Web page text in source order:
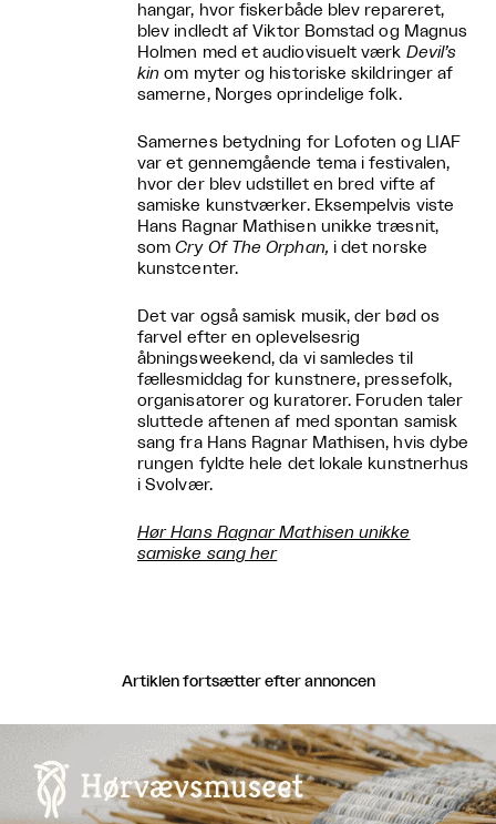
hangar, hvor fiskerbåde blev repareret,
blev indledt af Viktor Bomstad og Magnus
Holmen med et audiovisuelt værk Devil’s
kin om myter og historiske skildringer af
samerne, Norges oprindelige folk.
Samernes betydning for Lofoten og LIAF
var et gennemgående tema i festivalen,
hvor der blev udstillet en bred vifte af
samiske kunstværker. Eksempelvis viste
Hans Ragnar Mathisen unikke træsnit,
somCry Of The Orphan, i det norske
kunstcenter.
Det var også samisk musik, der bød os
farvel efter en oplevelsesrig
åbningsweekend, da vi samledes til
fællesmiddag for kunstnere, pressefolk,
organisatorer og kuratorer. Foruden taler
sluttede aftenen af med spontan samisk
sang fra Hans Ragnar Mathisen, hvis dybe
rungen fyldte hele det lokale kunstnerhus
i Svolvær.
Hør Hans Ragnar Mathisen unikke
samiske sang her
Artiklen fortsætter efter annoncen